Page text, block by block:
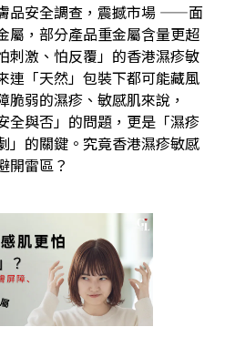
品安全調查，震撼市場 ——面
屬，部分產品重金屬含量更超
刺激、怕反覆」的香港濕疹敏
連「天然」包裝下都可能藏風
脆弱的濕疹、敏感肌來說，
全與否」的問題，更是「濕疹
」的關鍵。究竟香港濕疹敏感
開雷區？